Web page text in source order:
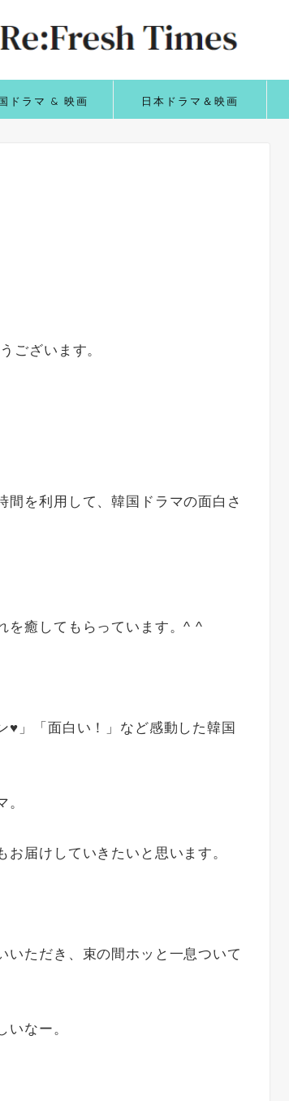
ドラマ & 映画 日本ドラマ＆映画
ございます。
間を利用して、韓国ドラマの面白さ
を癒してもらっています。^ ^
♥」「面白い！」など感動した韓国
。
届けしていきたいと思います。
いただき、束の間ホッと一息ついて
なー。